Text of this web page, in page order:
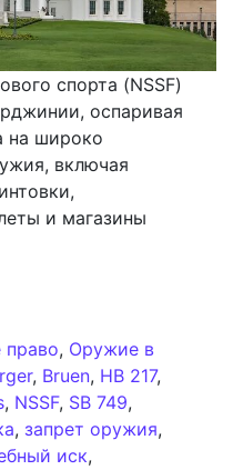
спорта (NSSF)
оспаривая
на широко
включая
и магазины
, Оружие в
, Bruen, HB 217,
, NSSF, SB 749,
, запрет оружия,
иск,